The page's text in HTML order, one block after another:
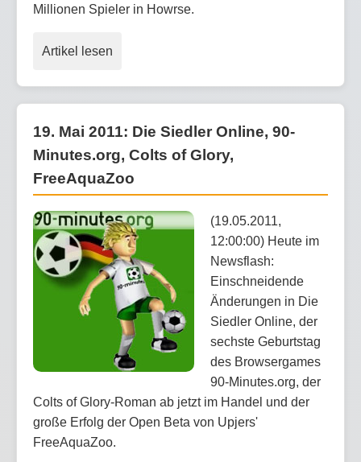
Millionen Spieler in Howrse.
Artikel lesen
19. Mai 2011: Die Siedler Online, 90-
Minutes.org, Colts of Glory,
FreeAquaZoo
(19.05.2011,
12:00:00) Heute im
Newsflash:
Einschneidende
Änderungen in Die
Siedler Online, der
sechste Geburtstag
des Browsergames
90-Minutes.org, der
Colts of Glory-Roman ab jetzt im Handel und der
große Erfolg der Open Beta von Upjers'
FreeAquaZoo.